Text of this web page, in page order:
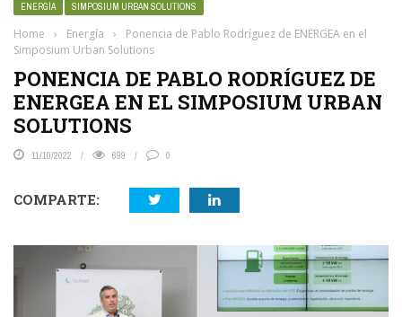
ENERGÍA SIMPOSIUM URBAN SOLUTIONS
Home › Energía ›
Ponencia de Pablo Rodríguez de ENERGEA en el
Simposium Urban Solutions
PONENCIA DE PABLO RODRÍGUEZ DE
ENERGEA EN EL SIMPOSIUM URBAN
SOLUTIONS
11/10/2022 699 0
COMPARTE: